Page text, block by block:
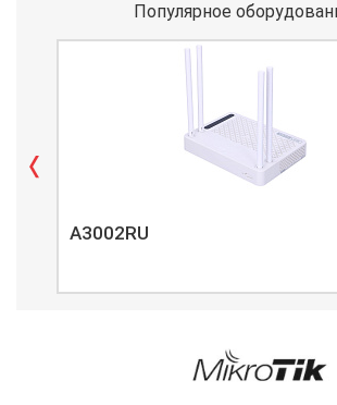
Популярное
A3002RU